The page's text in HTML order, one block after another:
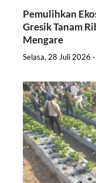
Pemulihkan
Gresik Tanam
Mengare
Selasa, 28 Juli 2026